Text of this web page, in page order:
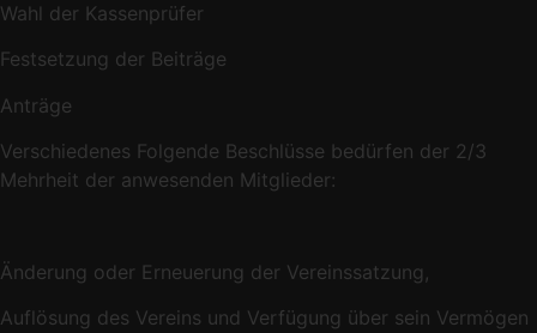
Wahl der Kassenprüfer
Festsetzung der Beiträge
Anträge
Verschiedenes Folgende Beschlüsse bedürfen der 2/3
Mehrheit der anwesenden Mitglieder:
Änderung oder Erneuerung der Vereinssatzung,
Auflösung des Vereins und Verfügung über sein Vermögen